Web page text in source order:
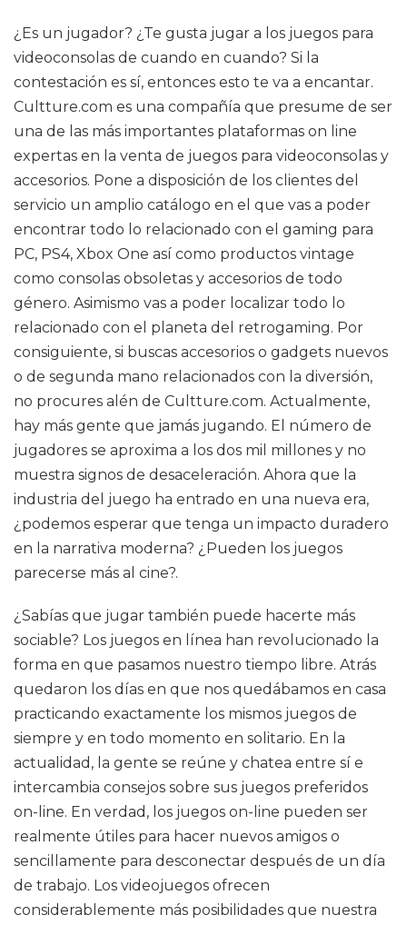
¿Es un jugador? ¿Te gusta jugar a los juegos para
videoconsolas de cuando en cuando? Si la
contestación es sí, entonces esto te va a encantar.
Cultture.com es una compañía que presume de ser
una de las más importantes plataformas on line
expertas en la venta de juegos para videoconsolas y
accesorios. Pone a disposición de los clientes del
servicio un amplio catálogo en el que vas a poder
encontrar todo lo relacionado con el gaming para
PC, PS4, Xbox One así como productos vintage
como consolas obsoletas y accesorios de todo
género. Asimismo vas a poder localizar todo lo
relacionado con el planeta del retrogaming. Por
consiguiente, si buscas accesorios o gadgets nuevos
o de segunda mano relacionados con la diversión,
no procures alén de Cultture.com. Actualmente,
hay más gente que jamás jugando. El número de
jugadores se aproxima a los dos mil millones y no
muestra signos de desaceleración. Ahora que la
industria del juego ha entrado en una nueva era,
¿podemos esperar que tenga un impacto duradero
en la narrativa moderna? ¿Pueden los juegos
parecerse más al cine?.
¿Sabías que jugar también puede hacerte más
sociable? Los juegos en línea han revolucionado la
forma en que pasamos nuestro tiempo libre. Atrás
quedaron los días en que nos quedábamos en casa
practicando exactamente los mismos juegos de
siempre y en todo momento en solitario. En la
actualidad, la gente se reúne y chatea entre sí e
intercambia consejos sobre sus juegos preferidos
on-line. En verdad, los juegos on-line pueden ser
realmente útiles para hacer nuevos amigos o
sencillamente para desconectar después de un día
de trabajo. Los videojuegos ofrecen
considerablemente más posibilidades que nuestra